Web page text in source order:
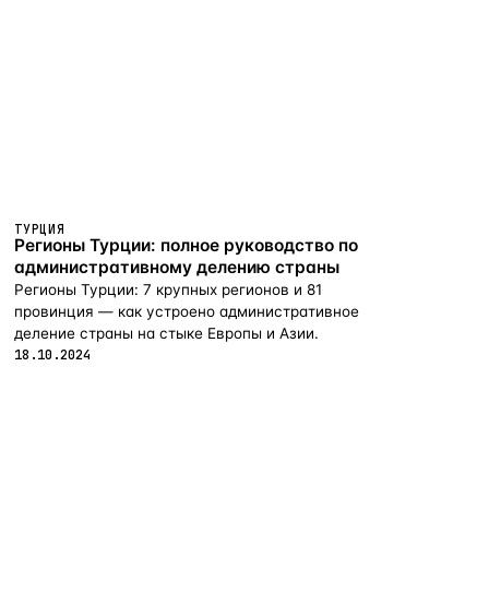
ТУРЦИЯ
Регионы Турции: полное руководство по
административному делению страны
Регионы Турции: 7 крупных регионов и 81
провинция — как устроено административное
деление страны на стыке Европы и Азии.
18.10.2024